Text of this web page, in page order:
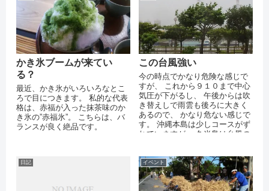
かき氷ブームが来てい
る？
最近、かき氷がいろいろなとこ
ろで目につきます。 私的な代表
格は、赤福が入った抹茶味のか
き氷の”赤福氷”。 こちらは、バ
ランスが良く絶品です。
この台風強い
今の時点でかなり危険な感じで
すが、 これから９１０まで中心
気圧が下がるし、 午後からは吹
き替えしで雨雲も後ろに大きく
あるので、 かなり危ない感じで
す。 沖縄本島は少しコースがず
れていますが、 久米島は台風の
日記 イベント